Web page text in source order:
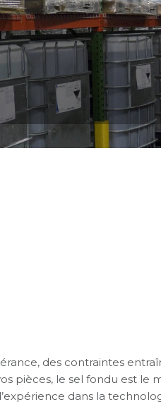
des contraintes
pièces, le sel fondu est le
dans la